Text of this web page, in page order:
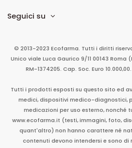
Seguici su
© 2013-2023 Ecofarma. Tutti i diritti
Unico viale Luca Gaurico 9/11 00143 Roma
RM-1374205. Cap. Soc. Euro
Tutti i prodotti esposti su questo sito ed
medici, dispositivi medico-diagnostici,
medicazioni per uso esterno, nonché
www.ecofarma.it (testi, immagini, foto,
quant'altro) non hanno carattere né
contenuti devono intendersi e sono di